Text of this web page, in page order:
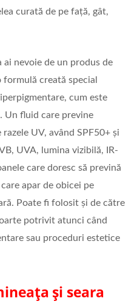
curată de pe față, gât,
ai nevoie de un produs de
creată special
cum este
Un fluid care previne
UV, având SPF50+ și
UVA, lumina vizibilă, IR-
care doresc să prevină
apar de obicei pe
Poate fi folosit și de către
potrivit atunci când
sau proceduri estetice
și seara